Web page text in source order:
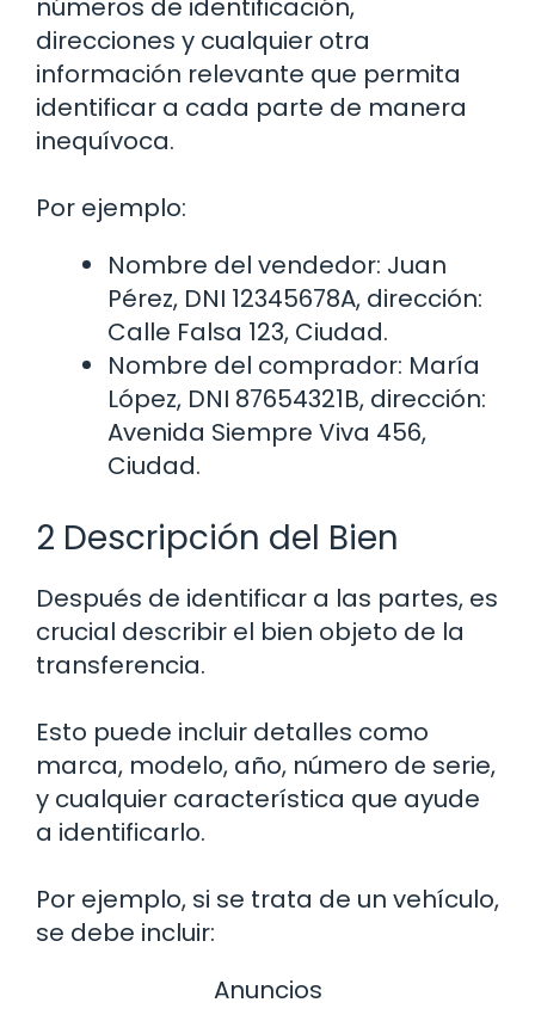
números de identificación,
direcciones y cualquier otra
información relevante que permita
identificar a cada parte de manera
inequívoca.
Por ejemplo:
Nombre del vendedor: Juan
Pérez, DNI 12345678A, dirección:
Calle Falsa 123, Ciudad.
Nombre del comprador: María
López, DNI 87654321B, dirección:
Avenida Siempre Viva 456,
Ciudad.
2 Descripción del Bien
Después de identificar a las partes, es
crucial describir el bien objeto de la
transferencia.
Esto puede incluir detalles como
marca, modelo, año, número de serie,
y cualquier característica que ayude
a identificarlo.
Por ejemplo, si se trata de un vehículo,
se debe incluir:
Anuncios